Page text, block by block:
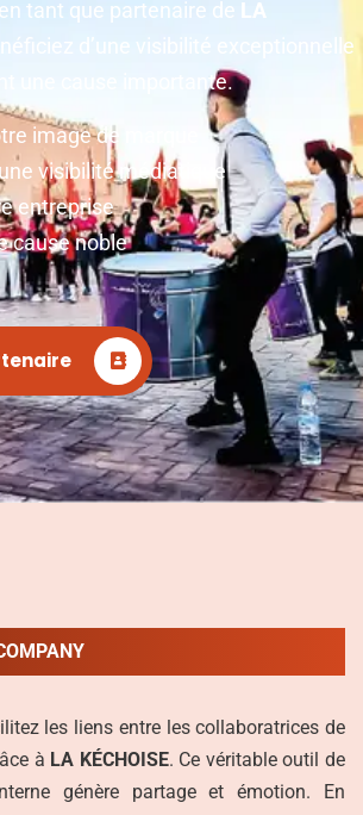
tant que partenaire de LA
d’une visibilité exceptionnelle
une cause importante.
image de marque
visibilité médiatique
entreprise
cause noble
les liens entre les collaboratrices de
à LA KÉCHOISE. Ce véritable outil de
génère partage et émotion. En